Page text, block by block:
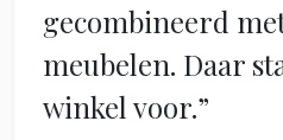
gecombineerd
meubelen. Daar
winkel voor.”